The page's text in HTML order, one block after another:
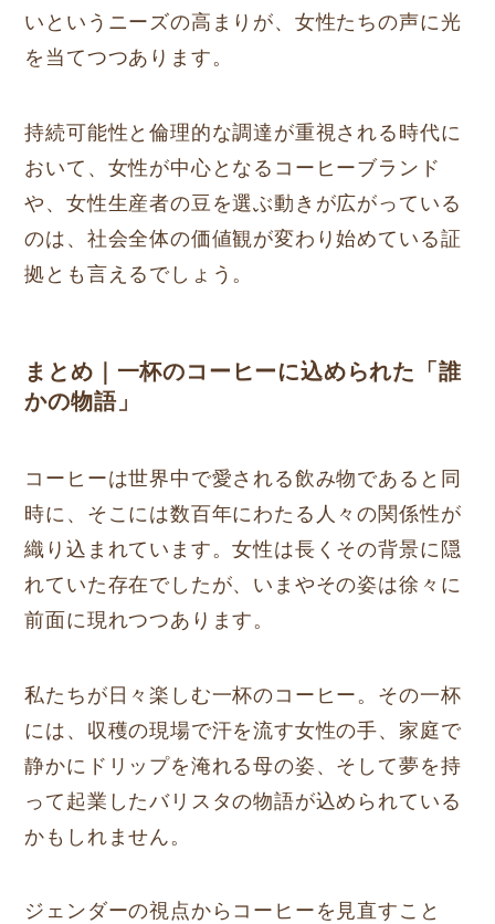
いというニーズの高まりが、女性たちの声に光
を当てつつあります。
持続可能性と倫理的な調達が重視される時代に
おいて、女性が中心となるコーヒーブランド
や、女性生産者の豆を選ぶ動きが広がっている
のは、社会全体の価値観が変わり始めている証
拠とも言えるでしょう。
まとめ｜一杯のコーヒーに込められた「誰
かの物語」
コーヒーは世界中で愛される飲み物であると同
時に、そこには数百年にわたる人々の関係性が
織り込まれています。女性は長くその背景に隠
れていた存在でしたが、いまやその姿は徐々に
前面に現れつつあります。
私たちが日々楽しむ一杯のコーヒー。その一杯
には、収穫の現場で汗を流す女性の手、家庭で
静かにドリップを淹れる母の姿、そして夢を持
って起業したバリスタの物語が込められている
かもしれません。
ジェンダーの視点からコーヒーを見直すこと